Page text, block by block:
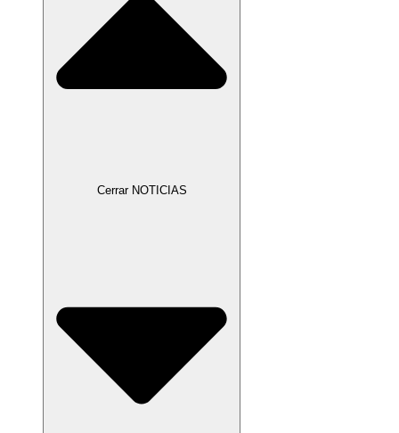
Cerrar NOTICIAS